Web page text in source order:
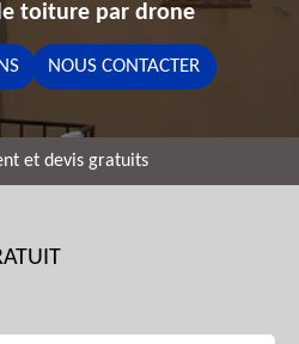
toiture par drone
NOUS CONTACTER
et devis gratuits